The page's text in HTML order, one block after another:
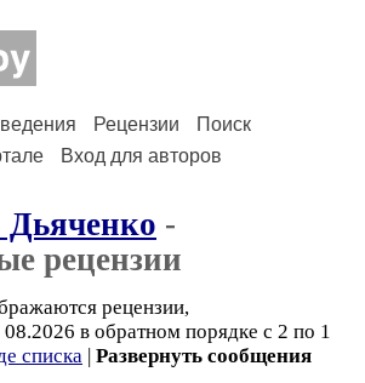
Рецензии
Поиск
Вход для авторов
-
рецензии
рецензии,
в обратном порядке с 2 по 1
списка | Развернуть сообщения